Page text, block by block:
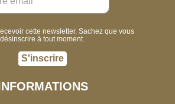
cette newsletter. Sachez que vous
à tout moment.
S'inscrire